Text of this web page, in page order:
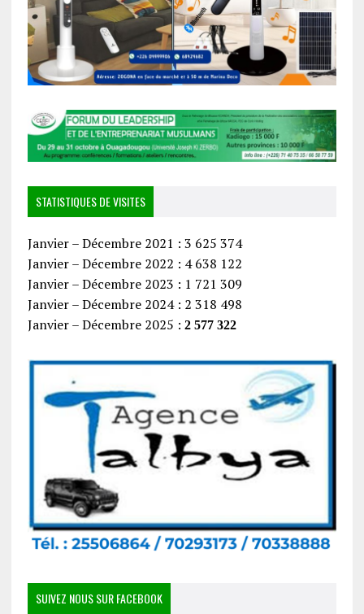
STATISTIQUES DE VISITES
Janvier – Décembre 2021 : 3 625 374
Janvier – Décembre 2022 : 4 638 122
Janvier – Décembre 2023 : 1 721 309
Janvier – Décembre 2024 : 2 318 498
Janvier – Décembre 2025 : 2 577 322
SUIVEZ NOUS SUR FACEBOOK